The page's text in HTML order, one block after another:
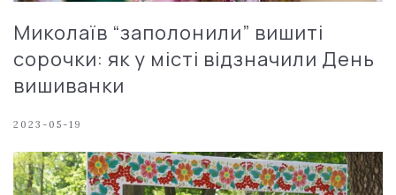
Миколаїв “заполонили” вишиті
сорочки: як у місті відзначили День
вишиванки
2023-05-19